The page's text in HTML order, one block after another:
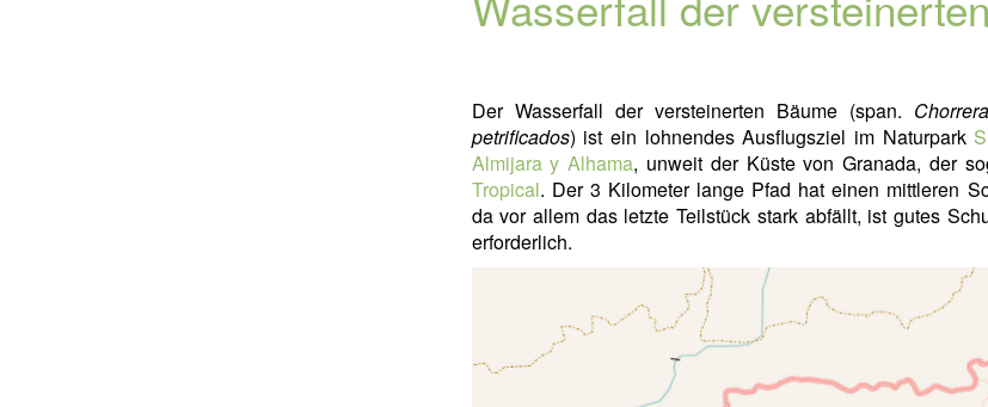
Der Wasserfall der versteinerten Bäume (span.
petrificados) ist ein lohnendes Ausflugsziel im Naturpark
Almijara y Alhama, unweit der Küste von Granada, der
Tropical. Der 3 Kilometer lange Pfad hat einen mittleren
da vor allem das letzte Teilstück stark abfällt, ist gutes
erforderlich.